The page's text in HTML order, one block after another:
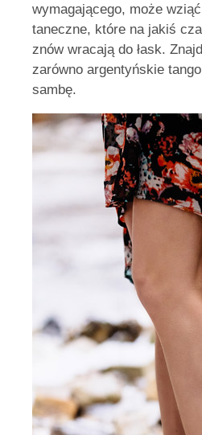
wymagającego, może
taneczne, które na jakiś
znów wracają do łask.
zarówno argentyńskie
sambę.